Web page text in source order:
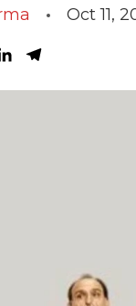
Oct 11,
LinkedIn